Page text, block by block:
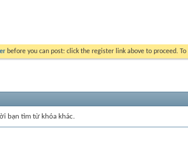
before you can post: click the register link above to proceed.
bạn tìm từ khóa khác.